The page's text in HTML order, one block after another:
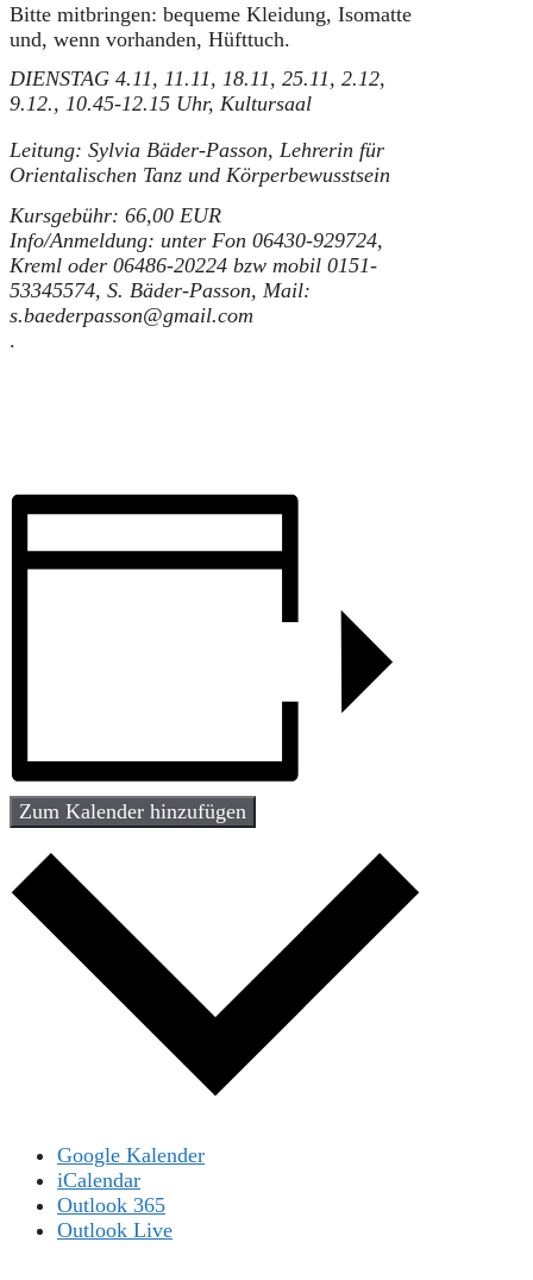
Bitte mitbringen: bequeme Kleidung, Isomatte
und, wenn vorhanden, Hüfttuch.
DIENSTAG 4.11, 11.11, 18.11, 25.11, 2.12,
9.12., 10.45-12.15 Uhr, Kultursaal
Leitung: Sylvia Bäder-Passon, Lehrerin für
Orientalischen Tanz und Körperbewusstsein
Kursgebühr: 66,00 EUR
Info/Anmeldung: unter Fon 06430-929724,
Kreml oder 06486-20224 bzw mobil 0151-
53345574, S. Bäder-Passon, Mail:
s.baederpasson@gmail.com
.
Zum Kalender hinzufügen
Google Kalender
iCalendar
Outlook 365
Outlook Live